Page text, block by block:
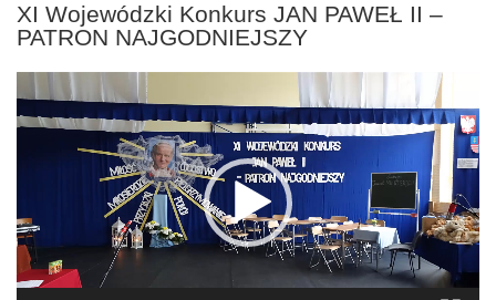
XI Wojewódzki Konkurs JAN PAWEŁ II –
PATRON NAJGODNIEJSZY
Odtwarzacz
video